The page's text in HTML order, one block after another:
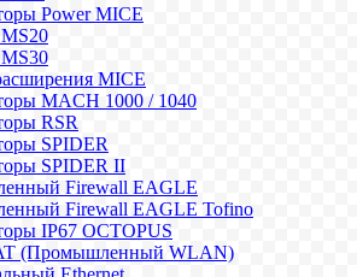
Power MICE
MICE
MACH 1000 / 1040
RSR
SPIDER
SPIDER II
Firewall EAGLE
Firewall EAGLE Tofino
IP67 OCTOPUS
(Промышленный WLAN)